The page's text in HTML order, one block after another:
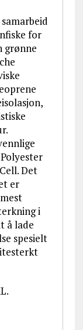
for
grønne
Det
er
i
å lade
spesielt